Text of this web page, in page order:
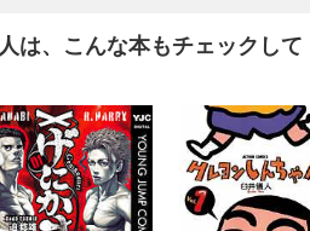
は、こんな本もチェックして